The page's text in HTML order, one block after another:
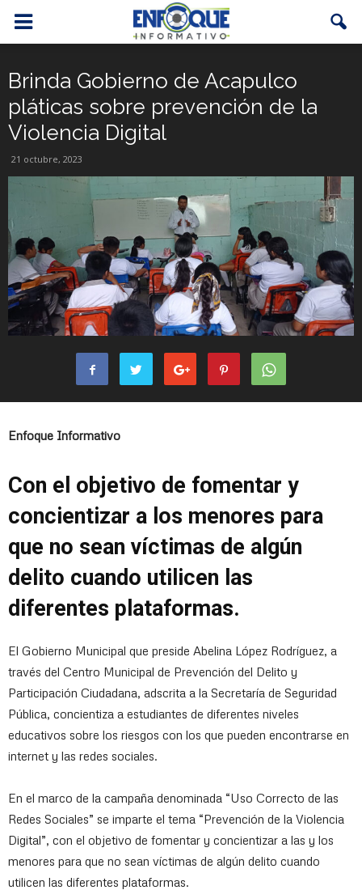
Brinda Gobierno de Acapulco
pláticas sobre prevención de la
Violencia Digital
21 octubre, 2023
Enfoque Informativo
Con el objetivo de fomentar y
concientizar a los menores para
que no sean víctimas de algún
delito cuando utilicen las
diferentes plataformas.
El Gobierno Municipal que preside Abelina López Rodríguez, a
través del Centro Municipal de Prevención del Delito y
Participación Ciudadana, adscrita a la Secretaría de Seguridad
Pública, concientiza a estudiantes de diferentes niveles
educativos sobre los riesgos con los que pueden encontrarse en
internet y las redes sociales.
En el marco de la campaña denominada “Uso Correcto de las
Redes Sociales” se imparte el tema “Prevención de la Violencia
Digital”, con el objetivo de fomentar y concientizar a las y los
menores para que no sean víctimas de algún delito cuando
utilicen las diferentes plataformas.